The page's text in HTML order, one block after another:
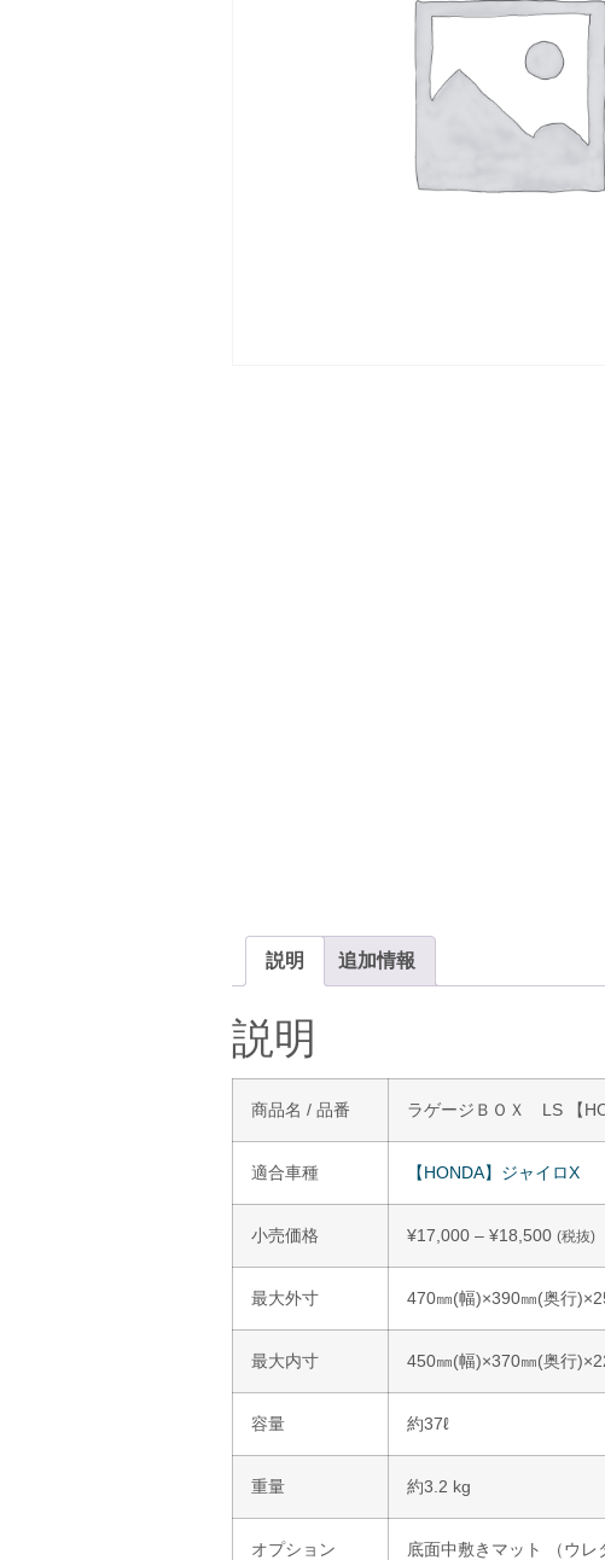
説明 追加情報
説明
商品名 / 品番 ラゲージＢＯＸ LS 【
適合車種 【HONDA】ジャイロX
小売価格 ¥17,000 – ¥18,500 (税抜)
最大外寸 470㎜(幅)×390㎜(奥行
最大内寸 450㎜(幅)×370㎜(奥行
容量 約37ℓ
重量 約3.2 kg
オプション 底面中敷きマット （ウ